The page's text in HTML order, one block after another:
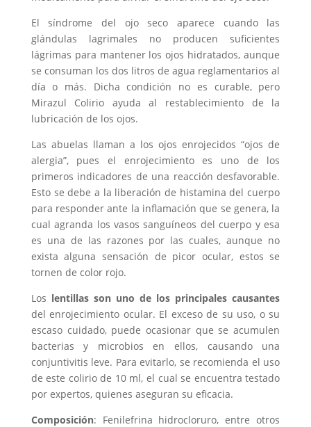
El síndrome del ojo seco aparece cuando las
glándulas lagrimales no producen suficientes
lágrimas para mantener los ojos hidratados, aunque
se consuman los dos litros de agua reglamentarios al
día o más. Dicha condición no es curable, pero
Mirazul Colirio ayuda al restablecimiento de la
lubricación de los ojos.
Las abuelas llaman a los ojos enrojecidos “ojos de
alergia”, pues el enrojecimiento es uno de los
primeros indicadores de una reacción desfavorable.
Esto se debe a la liberación de histamina del cuerpo
para responder ante la inflamación que se genera, la
cual agranda los vasos sanguíneos del cuerpo y esa
es una de las razones por las cuales, aunque no
exista alguna sensación de picor ocular, estos se
tornen de color rojo.
Los lentillas son uno de los principales causantes
del enrojecimiento ocular. El exceso de su uso, o su
escaso cuidado, puede ocasionar que se acumulen
bacterias y microbios en ellos, causando una
conjuntivitis leve. Para evitarlo, se recomienda el uso
de este colirio de 10 ml, el cual se encuentra testado
por expertos, quienes aseguran su eficacia.
Composición: Fenilefrina hidrocloruro, entre otros